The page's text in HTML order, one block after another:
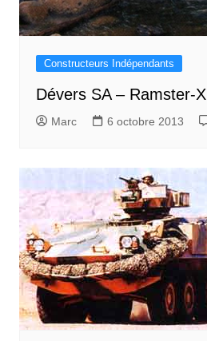
Constructeurs Indépendants
Dévers SA – Ramster-X
Marc 6 octobre 2013